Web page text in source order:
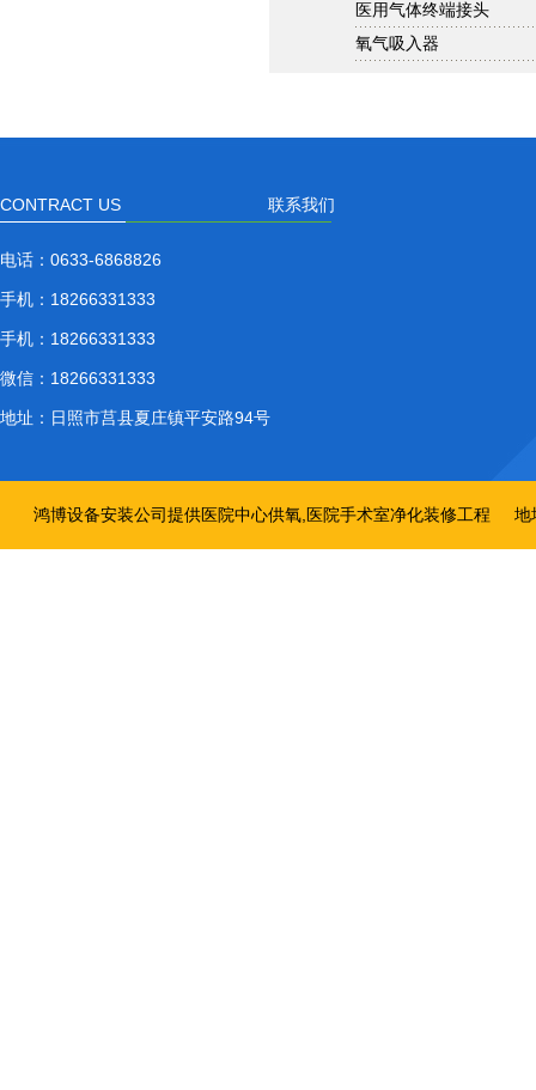
医用气体终端接头
氧气吸入器
联系我们
CONTRACT US
电话： 0633-6868826
手机： 18266331333
手机： 18266331333
微信： 18266331333
地址： 日照市莒县夏庄镇平安路94号
鸿博设备安装公司提供医院中心供氧,医院手术室净化装修工程 地